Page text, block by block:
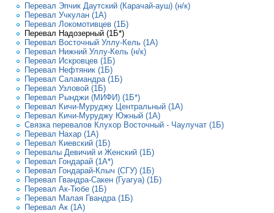
Перевал Эпчик Даутский (Карачай-ауш) (н/к)
Перевал Учкулан (1A)
Перевал Локомотивцев (1Б)
Перевал Надозерный (1Б*)
Перевал Восточный Уллу-Кель (1А)
Перевал Нижний Уллу-Кель (н/к)
Перевал Искровцев (1Б)
Перевал Нефтяник (1Б)
Перевал Саламандра (1Б)
Перевал Узловой (1Б)
Перевал Рынджи (МИФИ) (1Б*)
Перевал Кичи-Муруджу Центральный (1A)
Перевал Кичи-Муруджу Южный (1А)
Связка перевалов Клухор Восточный - Чаулучат (1Б)
Перевал Нахар (1А)
Перевал Киевский (1Б)
Перевалы Девичий и Женский (1Б)
Перевал Гондарай (1А*)
Перевал Гондарай-Клыч (СГУ) (1Б)
Перевал Гвандра-Сакен (Гуагуа) (1Б)
Перевал Ак-Тюбе (1Б)
Перевал Малая Гвандра (1Б)
Перевал Ак (1А)